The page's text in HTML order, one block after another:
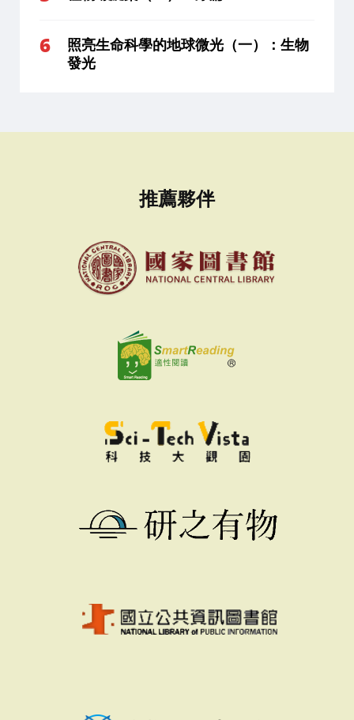
照亮生命科學的地球微光（一）：生物
發光
推薦夥伴